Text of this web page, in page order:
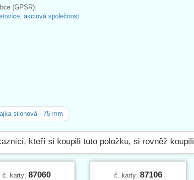
(GPSR):
akciová společnost
silonová - 75 mm
kteří si koupili tuto položku, si rovněž koupili
č. karty: 87060 č. karty: 87106